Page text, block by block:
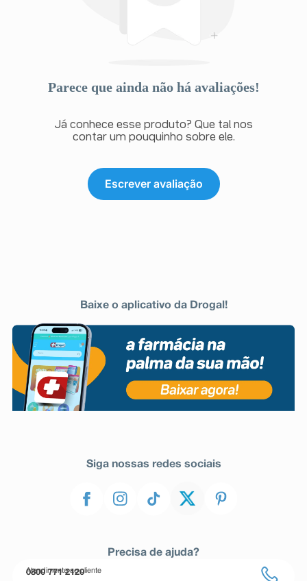
Parece que ainda não há avaliações!
Já conhece esse produto? Que tal nos
contar um pouquinho sobre ele.
Escrever avaliação
Baixe o aplicativo da Drogal!
Siga nossas redes sociais
Precisa de ajuda?
Atendimento ao cliente
0800 771 2120